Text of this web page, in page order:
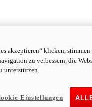
akzeptieren“ klicken,
zu verbessern, die
unterstützen.
Einstellungen